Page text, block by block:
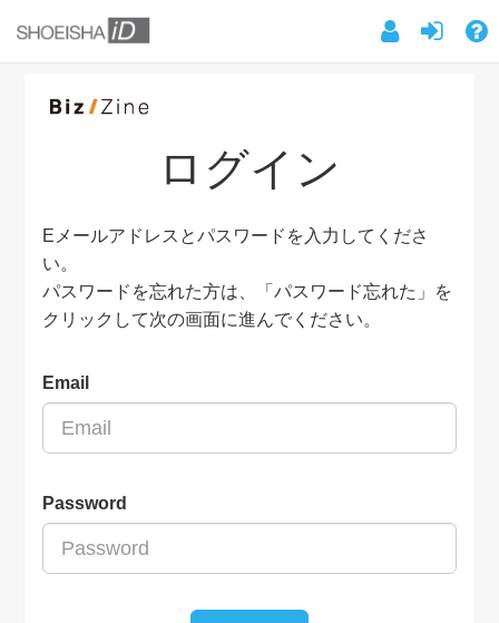
ログイン
Eメールアドレスとパスワードを入力してくださ
い。
パスワードを忘れた方は、「パスワード忘れた」を
クリックして次の画面に進んでください。
Email
Password